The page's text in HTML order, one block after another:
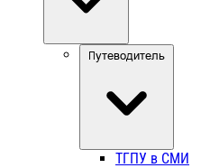
Путеводитель
ТГПУ в СМИ